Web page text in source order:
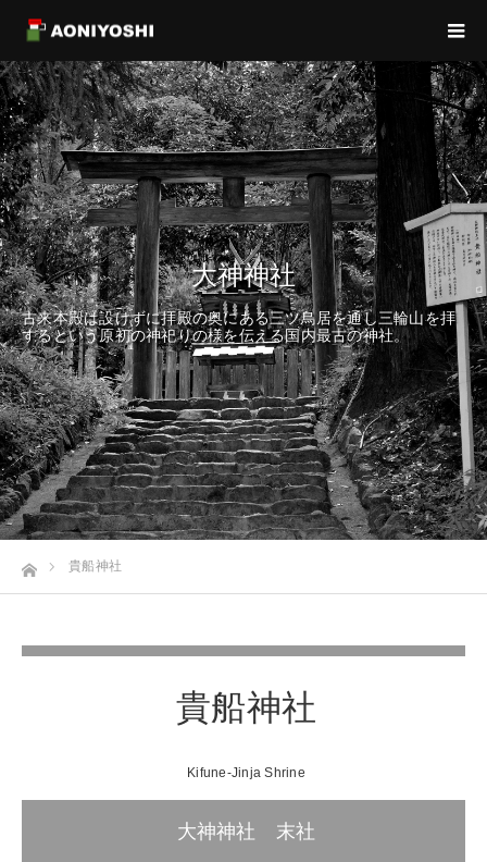
大神神社
古来本殿は設けずに拝殿の奥にある三ツ鳥居を通し三輪山を拝
するという原初の神祀りの様を伝える国内最古の神社。
ホーム貴船神社
貴船神社
Kifune-Jinja Shrine
大神神社 末社